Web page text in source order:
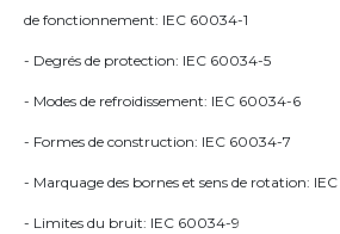
de fonctionnement: IEC 60034-1
- Degrés de protection: IEC 60034-5
- Modes de refroidissement: IEC 60034-6
- Formes de construction: IEC 60034-7
- Marquage des bornes et sens de rotation:
- Limites du bruit: IEC 60034-9